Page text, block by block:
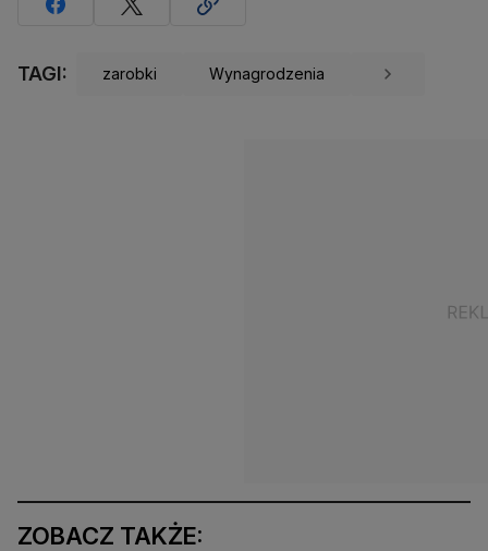
TAGI: zarobki Wynagrodzenia
ZOBACZ TAKŻE: